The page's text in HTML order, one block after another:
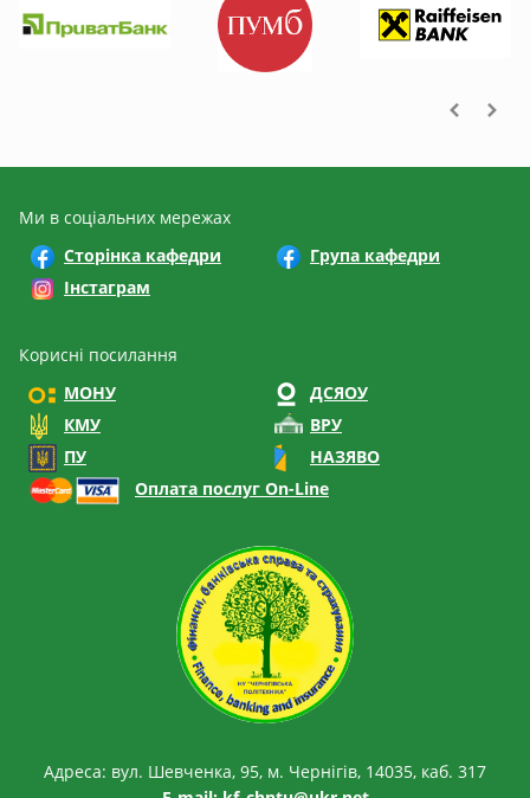
Ми в соціальних мережах
Сторінка кафедри
Група кафедри
Інстаграм
Корисні посилання
МОНУ
ДСЯОУ
КМУ
ВРУ
ПУ
НАЗЯВО
Оплата послуг On-Line
Адреса: вул. Шевченка, 95, м. Чернігів, 14035, каб. 317